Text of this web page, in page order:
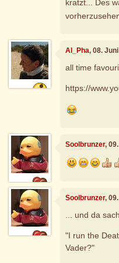
kratzt... Des
Al_Pha, 08.
all time
https://
Soolbrunzer,
Soolbrunzer,
... und da
"I run the
Vader?"